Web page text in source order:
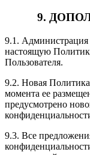
9.
9.1. Администрация
настоящую
Пользователя.
9.2. Новая
момента ее
предусмотрено
9.3. Все